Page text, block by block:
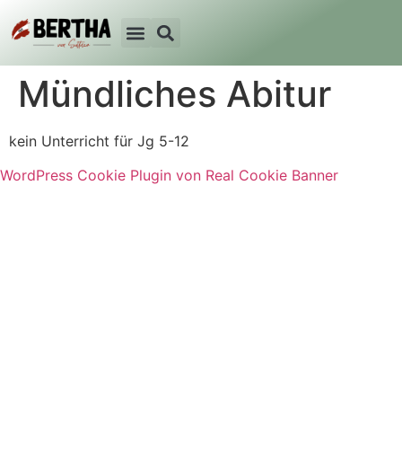
Mündliches Abitur
kein Unterricht für Jg 5-12
WordPress Cookie Plugin von Real Cookie Banner